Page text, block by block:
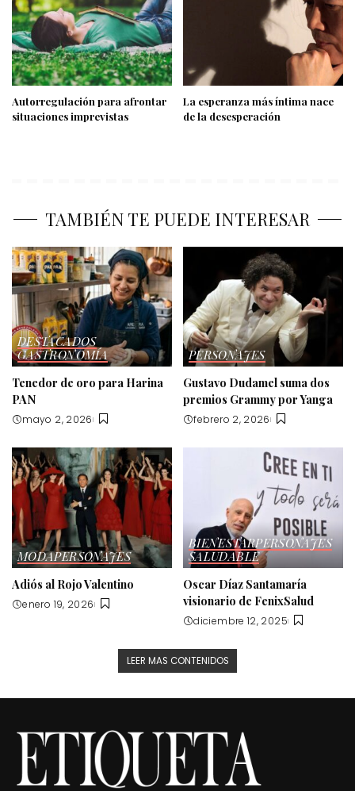
Autorregulación para afrontar
situaciones imprevistas
La esperanza más íntima nace
de la desesperación
TAMBIÉN TE PUEDE INTERESAR
DESTACADOS
GASTRONOMÍA
Tenedor de oro para Harina
PAN
mayo 2, 2026
PERSONAJES
Gustavo Dudamel suma dos
premios Grammy por Yanga
febrero 2, 2026
MODAPERSONAJES
Adiós al Rojo Valentino
enero 19, 2026
BIENESTARPERSONAJES
SALUDABLE
Oscar Díaz Santamaría
visionario de FenixSalud
diciembre 12, 2025
LEER MAS CONTENIDOS